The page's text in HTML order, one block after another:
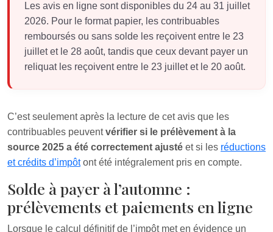
Les avis en ligne sont disponibles du 24 au 31 juillet
2026. Pour le format papier, les contribuables
remboursés ou sans solde les reçoivent entre le 23
juillet et le 28 août, tandis que ceux devant payer un
reliquat les reçoivent entre le 23 juillet et le 20 août.
C’est seulement après la lecture de cet avis que les
contribuables peuventvérifier si le prélèvement à la
source 2025 a été correctement ajusté et si les réductions
et crédits d’impôtont été intégralement pris en compte.
Solde à payer à l’automne :
prélèvements et paiements en ligne
Lorsque le calcul définitif de l’impôt met en évidence un